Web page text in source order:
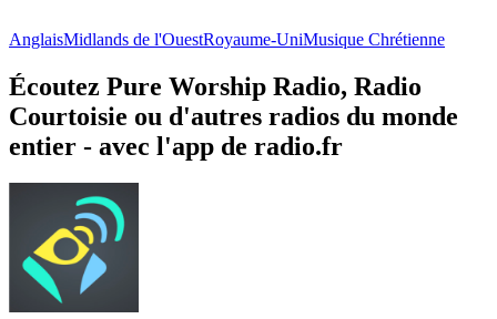
AnglaisMidlands de l'OuestRoyaume-UniMusique Chrétienne
Écoutez Pure Worship Radio, Radio
Courtoisie ou d'autres radios du monde
entier - avec l'app de radio.fr